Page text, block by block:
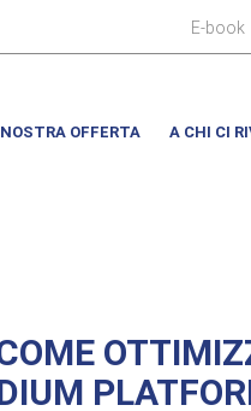
E-book
OFFERTA A CHI CI